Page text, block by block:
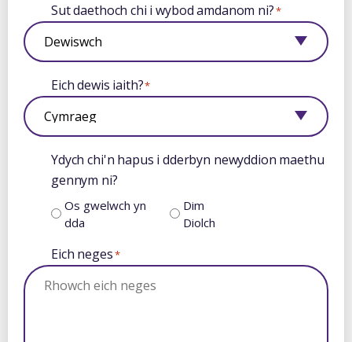
Sut daethoch chi i wybod amdanom ni?*
Eich dewis iaith?*
Ydych chi'n hapus i dderbyn newyddion maethu
gennym ni?
Os gwelwch yn
dda
Dim
Diolch
Eich neges*